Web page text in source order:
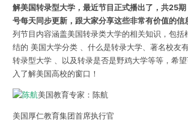
解美国转录型大学，最近节目正式播出了，共25
号每天同步更新，跟大家分享这些非常有价值的信
列节目内容涵盖美国转录类大学的相关知识，包括
结的 美国大学分类 、什么是转录大学、著名校友
转录型大学 、以及转录是否是野鸡大学等等，希
入了解美国高校的窗口！
美国教育专家：陈航
美国厚仁教育集团首席执行官